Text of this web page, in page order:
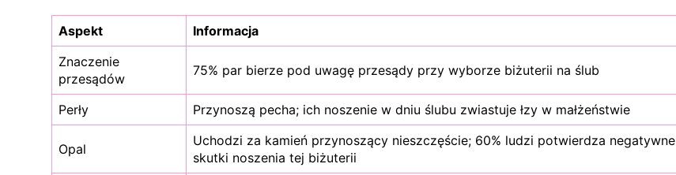
Aspekt
Informacja
Znaczenie
przesądów
75% par bierze pod uwagę przesądy przy wyborze biżuterii na ślub
Perły Przynoszą pecha; ich noszenie w dniu ślubu zwiastuje łzy w małżeństwie
Opal
Uchodzi za kamień przynoszący nieszczęście; 60% ludzi potwierdza negatywne
skutki noszenia tej biżuterii